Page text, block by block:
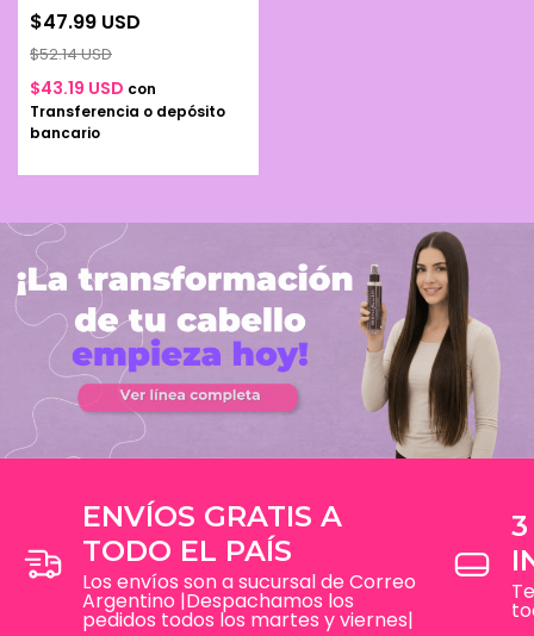
$47.99 USD
$52.14 USD
$43.19 USD con
Transferencia o depósito
bancario
ENVÍOS GRATIS A
TODO EL PAÍS
Los envíos son a sucursal de Correo
Argentino |Despachamos los
pedidos todos los martes y viernes|
3